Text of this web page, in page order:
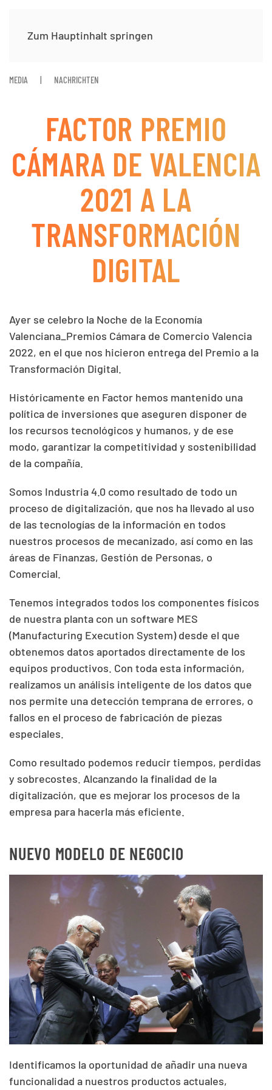
Zum Hauptinhalt springen
MEDIA NACHRICHTEN
FACTOR PREMIO
CÁMARA DE VALENCIA
2021 A LA
TRANSFORMACIÓN
DIGITAL
Ayer se celebro la Noche de la Economía
Valenciana_Premios Cámara de Comercio Valencia
2022, en el que nos hicieron entrega del Premio a la
Transformación Digital.
Históricamente en Factor hemos mantenido una
política de inversiones que aseguren disponer de
los recursos tecnológicos y humanos, y de ese
modo, garantizar la competitividad y sostenibilidad
de la compañía.
Somos Industria 4.0 como resultado de todo un
proceso de digitalización, que nos ha llevado al uso
de las tecnologías de la información en todos
nuestros procesos de mecanizado, así como en las
áreas de Finanzas, Gestión de Personas, o
Comercial.
Tenemos integrados todos los componentes físicos
de nuestra planta con un software MES
(Manufacturing Execution System) desde el que
obtenemos datos aportados directamente de los
equipos productivos. Con toda esta información,
realizamos un análisis inteligente de los datos que
nos permite una detección temprana de errores, o
fallos en el proceso de fabricación de piezas
especiales.
Como resultado podemos reducir tiempos, perdidas
y sobrecostes. Alcanzando la finalidad de la
digitalización, que es mejorar los procesos de la
empresa para hacerla más eficiente.
NUEVO MODELO DE NEGOCIO
Identificamos la oportunidad de añadir una nueva
funcionalidad a nuestros productos actuales,